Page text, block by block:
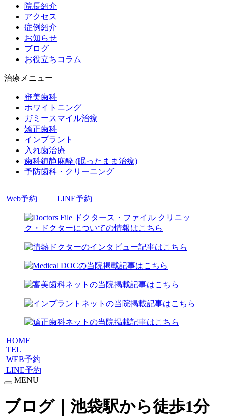
院長紹介
アクセス
症例紹介
お知らせ
ブログ
お役立ちコラム
治療メニュー
審美歯科
ホワイトニング
ガミースマイル治療
矯正歯科
インプラント
入れ歯治療
歯科鎮静麻酔 (眠ったまま治療)
予防歯科・クリーニング
Web予約 LINE予約
HOME
TEL
WEB予約
LINE予約
MENU
ブログ｜池袋駅から徒歩1分